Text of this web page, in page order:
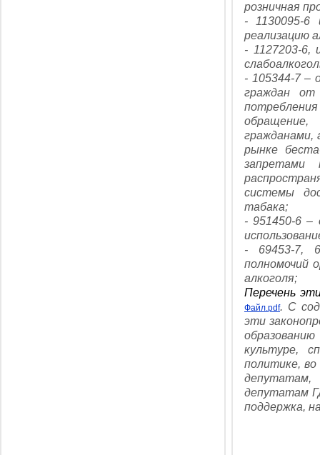
розничная
- 1130095-6
реализацию
- 1127203-6,
- 105344-7 –
граждан от
обращение,
гражданами,
рынке
запретами
системы
табака;
- 951450-6 –
- 69453-7,
полномочий
алкоголя;
Перечень
Файл.pdf. С
эти
культуре,
политике, во
депутатам
поддержка,